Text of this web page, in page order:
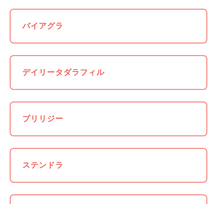
バイアグラ
デイリータダラフィル
プリリジー
ステンドラ